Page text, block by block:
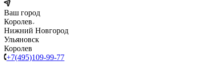
Ваш город
Королев
Нижний Новгород
Ульяновск
Королев
+7(495)109-99-77